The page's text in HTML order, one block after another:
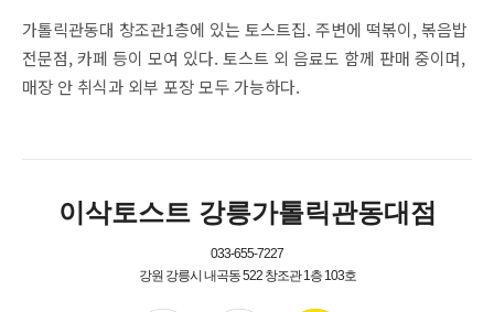
가톨릭관동대 창조관1층에 있는 토스트집. 주변에 떡볶이, 볶음밥
전문점, 카페 등이 모여 있다. 토스트 외 음료도 함께 판매 중이며,
매장 안 취식과 외부 포장 모두 가능하다.